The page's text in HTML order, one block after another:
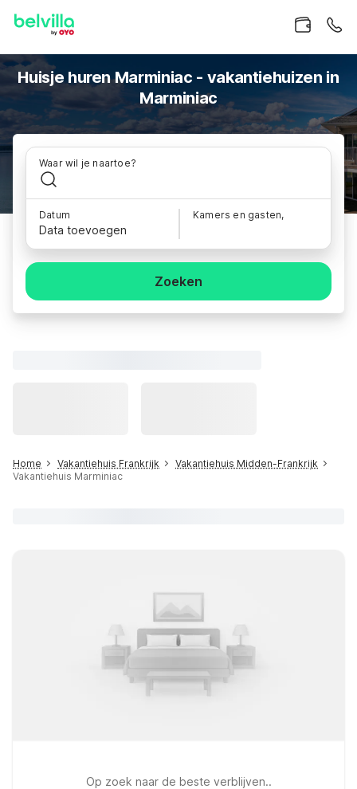
Huisje huren Marminiac - vakantiehuizen in
Marminiac
Waar wil je naartoe?
Datum
Data toevoegen
Kamers en gasten,
Zoeken
Home Vakantiehuis Frankrijk
Vakantiehuis Midden-Frankrijk
Vakantiehuis Marminiac
Op zoek naar de beste verblijven..